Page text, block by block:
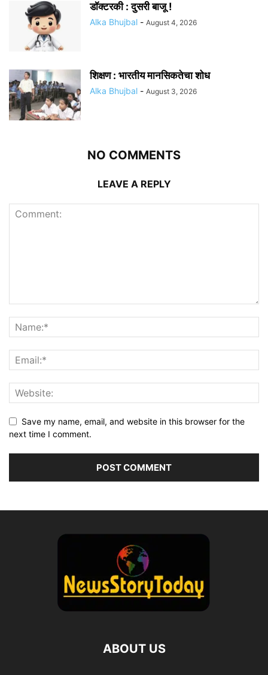
डॉक्टरकी : दुसरी बाजू !
Alka Bhujbal - August 4, 2026
शिक्षण : भारतीय मानसिकतेचा शोध
Alka Bhujbal - August 3, 2026
NO COMMENTS
LEAVE A REPLY
Save my name, email, and website in this browser for the
next time I comment.
ABOUT US